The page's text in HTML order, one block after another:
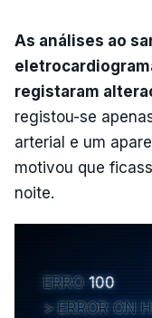
As análises ao
registaram
registou-se
arterial e um
motivou que
noite.
ERRO 100
ERROR ON